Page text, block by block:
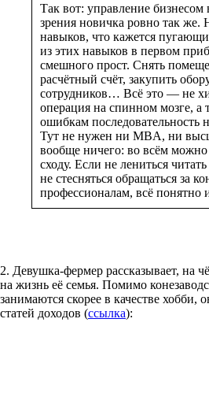
Так вот: управление бизнесом
зрения новичка ровно так же.
навыков, что кажется
из этих навыков в первом
смешного прост. Снять
расчётный счёт, закупить
сотрудников… Всё это — не
операция на спинном мозге, а
ошибкам последовательность
Тут не нужен ни MBA, ни
вообще ничего: во всём можно
сходу. Если не лениться
не стесняться обращаться за
профессионалам, всё понятно
2. Девушка-фермер рассказывает, на
на жизнь её семья. Помимо
занимаются скорее в качестве
статей доходов (ссылка):